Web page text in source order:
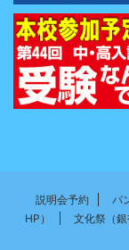
説明会予約 パ
HP）
文化祭（